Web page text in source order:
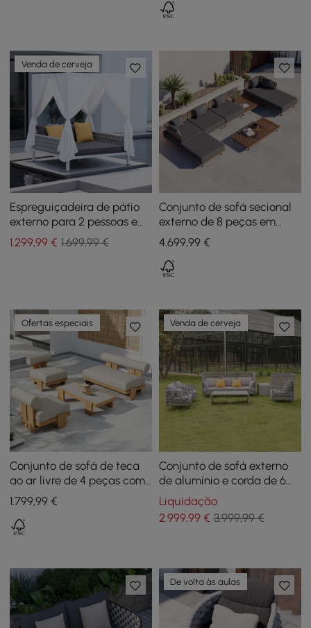
Centro em Marfim
Venda de cerveja
Espreguiçadeira de pátio
externo para 2 pessoas em
alumínio branco e corda
cinza com cortinas de
1.299,99 € 1.699,99 €
Conjunto de sofá secional
externo de 8 peças em
teca, alumínio e rattan com
mesa de café e almofada
4.699,99€
Ofertas especiais
Conjunto de sofá de teca
ao ar livre de 4 peças com
mesa de café
1.799,99 €
Venda de cerveja
Conjunto de sofá externo
de alumínio e corda de 6
peças com mesa de café e
almofada em cinza
Liquidação
2.999,99€ 3.999,99 €
De volta às aulas